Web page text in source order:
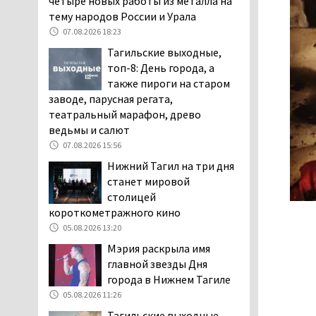
заявили, что их дочь в палате
покусала бельевая вошь
В Нижнем Тагиле на три
дня запретят
электросамокаты
06.08.2026 11:41
«Я уверен, это бельевая
вошь». Родители 10-
летней девочки
пожаловались на кровососущих
паразитов, которые искусали их
ребёнка в детской больнице
Нижнего Тагила
Директора уральского
предприятия по
производству дронов
тему народов России и Урала
07.08.2026 18:23
Тагильские выходные,
топ-8: День города, а
также пироги на старом
заводе, парусная регата,
театральный марафон, древо
ведьмы и салют
07.08.2026 15:56
Нижний Тагил на три дня
станет мировой
столицей
короткометражного кино
05.08.2026 13:20
Мэрия раскрыла имя
главной звезды Дня
города в Нижнем Тагиле
05.08.2026 11:26